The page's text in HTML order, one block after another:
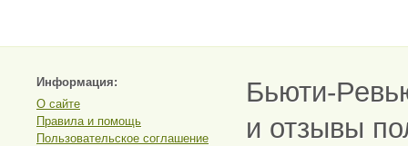
Информация:
О сайте
Правила и помощь
Пользовательское соглашение
Бьюти-
и отзывы